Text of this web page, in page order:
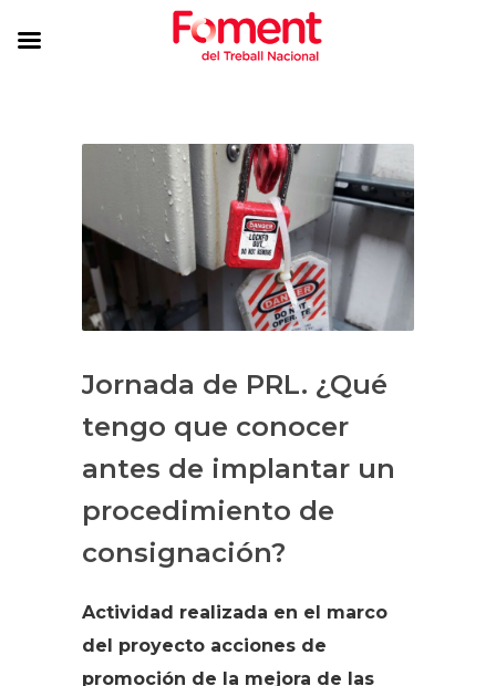
Jornada de PRL. ¿Qué
tengo que conocer
antes de implantar un
procedimiento de
consignación?
Actividad realizada en el marco
del proyecto acciones de
promoción de la mejora de las